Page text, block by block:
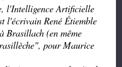
l'Intelligence Artificielle
l'écrivain René Étiemble
Brasillach (en même
pour Maurice